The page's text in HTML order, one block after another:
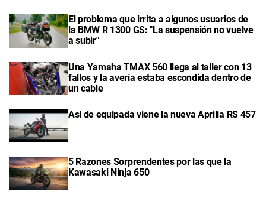
El problema que irrita a algunos usuarios de
la BMW R 1300 GS: "La suspensión no vuelve
a subir"
Una Yamaha TMAX 560 llega al taller con 13
fallos y la avería estaba escondida dentro de
un cable
Así de equipada viene la nueva Aprilia RS 457
5 Razones Sorprendentes por las que la
Kawasaki Ninja 650